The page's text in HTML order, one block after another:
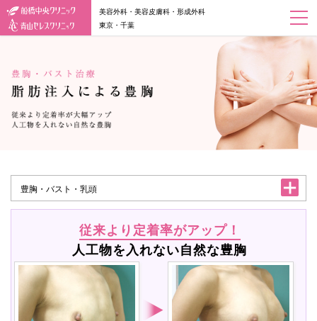
美容外科・美容皮膚科・形成外科
東京・千葉
豊胸・バスト・乳頭
従来より定着率がアップ！
人工物を入れない自然な豊胸